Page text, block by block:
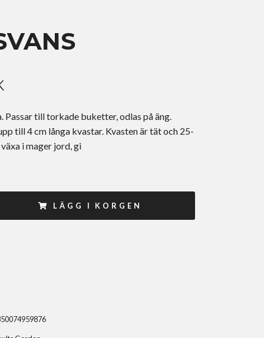
Passar till torkade buketter, odlas på äng.
till 4 cm långa kvastar. Kvasten är tät och 25-
i mager jord, gi
LÄGG I KORGEN